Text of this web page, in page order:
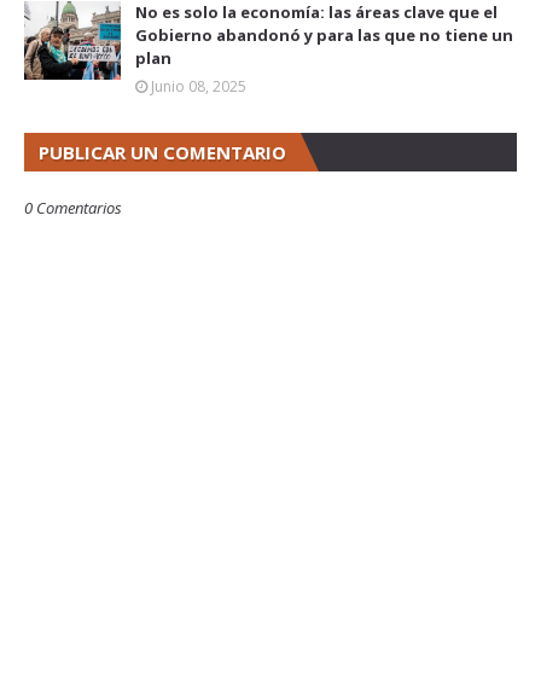
No es solo la economía: las áreas clave que el
Gobierno abandonó y para las que no tiene un
plan
Junio 08, 2025
PUBLICAR UN COMENTARIO
0 Comentarios